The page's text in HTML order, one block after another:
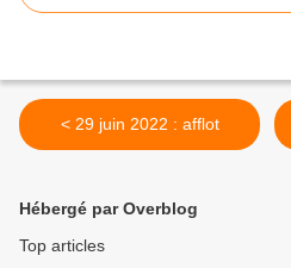
< 29 juin 2022 : afflot
Hébergé par Overblog
Top articles